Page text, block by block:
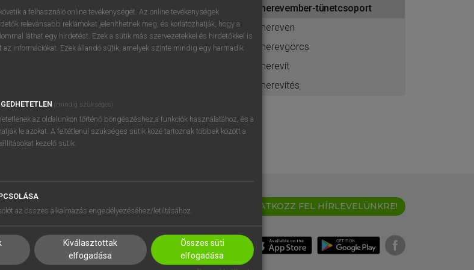
próbaverziójának elindításához
regisztrálok ésbelépek.
REGISZTRÁCIÓ
merevember-tünetcsoport
mereven
merevgörcs
merevít
merevítés
SÚGÓ
RÓLUNK
SÜTI BEÁLLÍTÁSOK
IRATKOZZ FEL HÍRLEVELÜNKRE!
a felhasználó online tevékenységét. Az online tevékenységek
relevánsabb reklámokat jeleníthetnek meg, és korlátozhatják, hogy a
láthat egy hirdetést. Ezek a sütik más szervezetekkel és hirdetőkkel is
az információkat. Ezek állandó sütik, amelyek szinte mindig egy harmadik
(mindig szükséges)
az oldalunkon történő böngészéshez,a funkciók használatához, és a
le azokat. A feltétlenül szükséges sütik közé tartoznak többek között a
kezelő sütik.
az összes alkalmazás engedélyezéséhez/letiltásához.
Kiválasztottak
elfogadása
Összes süti
elfogadása